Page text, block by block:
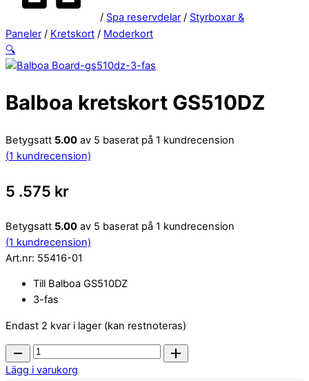
/ Spa reservdelar / Styrboxar &
Paneler / Kretskort / Moderkort
🔍
Balboa kretskort GS510DZ
Betygsatt 5.00 av 5 baserat på 1 kundrecension
(1 kundrecension)
5 .575 kr
Betygsatt 5.00 av 5 baserat på 1 kundrecension
(1 kundrecension)
Art.nr: 55416-01
Till Balboa GS510DZ
3-fas
Endast 2 kvar i lager (kan restnoteras)
Balboa
kretskort
Lägg i varukorg